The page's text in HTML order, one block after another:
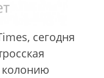
сегодня